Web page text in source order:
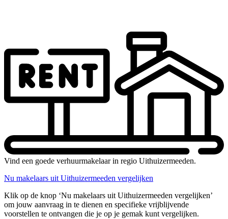
Vind een goede verhuurmakelaar in regio Uithuizermeeden.
Nu makelaars uit Uithuizermeeden vergelijken
Klik op de knop ‘Nu makelaars uit Uithuizermeeden vergelijken’
om jouw aanvraag in te dienen en specifieke vrijblijvende
voorstellen te ontvangen die je op je gemak kunt vergelijken.